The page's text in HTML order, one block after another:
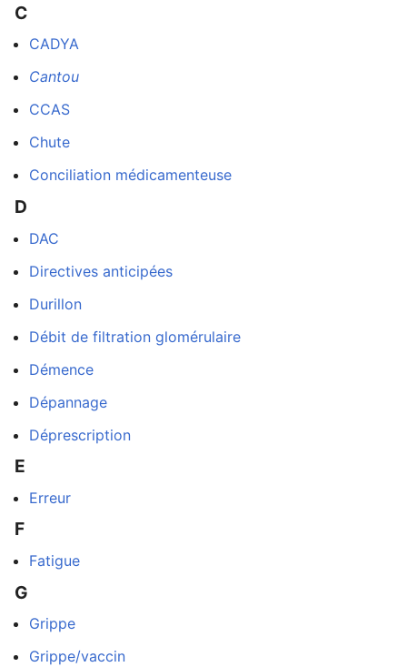
C
CADYA
Cantou
CCAS
Chute
Conciliation médicamenteuse
D
DAC
Directives anticipées
Durillon
Débit de filtration glomérulaire
Démence
Dépannage
Déprescription
E
Erreur
F
Fatigue
G
Grippe
Grippe/vaccin